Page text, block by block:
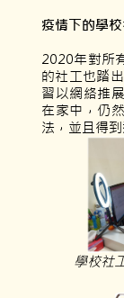
疫情下的學
2020年對所
的社工也踏
習以網絡推
在家中，仍
法，並且得
學校社